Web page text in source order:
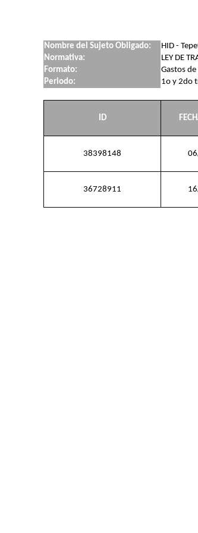
Nombre del Sujeto Obligado:
HID -
Normativa:
LEY DE
Formato:
Gastos
Periodo:
1o y 2do
ID
38398148
36728911